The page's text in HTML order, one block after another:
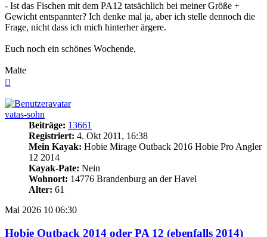
- Ist das Fischen mit dem PA12 tatsächlich bei meiner Größe +
Gewicht entspannter? Ich denke mal ja, aber ich stelle dennoch die
Frage, nicht dass ich mich hinterher ärgere.
Euch noch ein schönes Wochende,
Malte
vatas-sohn
Beiträge: 13661
Registriert: 4. Okt 2011, 16:38
Mein Kayak: Hobie Mirage Outback 2016 Hobie Pro Angler
12 2014
Kayak-Pate: Nein
Wohnort: 14776 Brandenburg an der Havel
Alter: 61
Mai 2026 10 06:30
Hobie Outback 2014 oder PA 12 (ebenfalls 2014)